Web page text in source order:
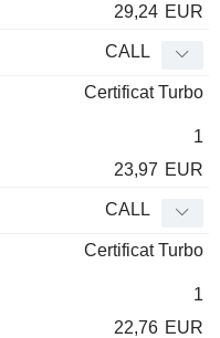
29,24 EUR
CALL
Certificat Turbo
1
23,97 EUR
CALL
Certificat Turbo
1
22,76 EUR